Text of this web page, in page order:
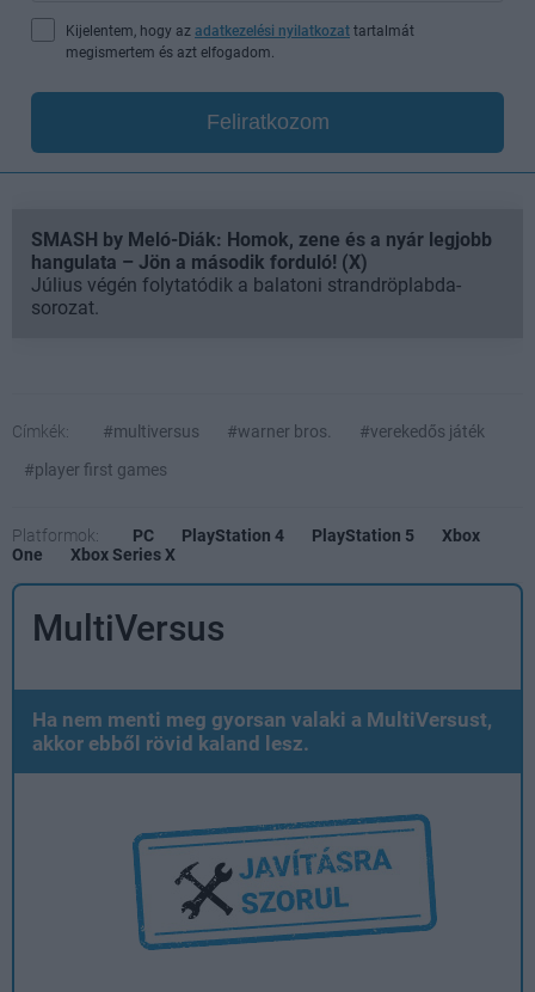
Kijelentem, hogy az adatkezelési nyilatkozat tartalmát
megismertem és azt elfogadom.
Feliratkozom
SMASH by Meló-Diák: Homok, zene és a nyár legjobb
hangulata – Jön a második forduló! (X)
Július végén folytatódik a balatoni strandröplabda-
sorozat.
Címkék: #multiversus #warner bros.
#verekedős játék
#player first games
Platformok: PC PlayStation 4 PlayStation 5
Xbox
One
Xbox Series X
MultiVersus
Ha nem menti meg gyorsan valaki a MultiVersust,
akkor ebből rövid kaland lesz.